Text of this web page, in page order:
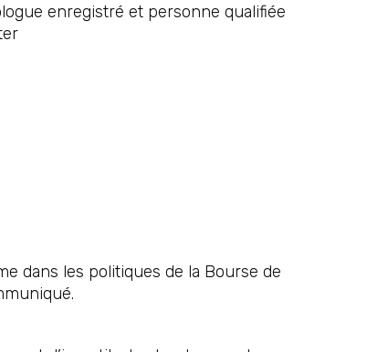
enregistré et personne qualifiée
dans les politiques de la Bourse de